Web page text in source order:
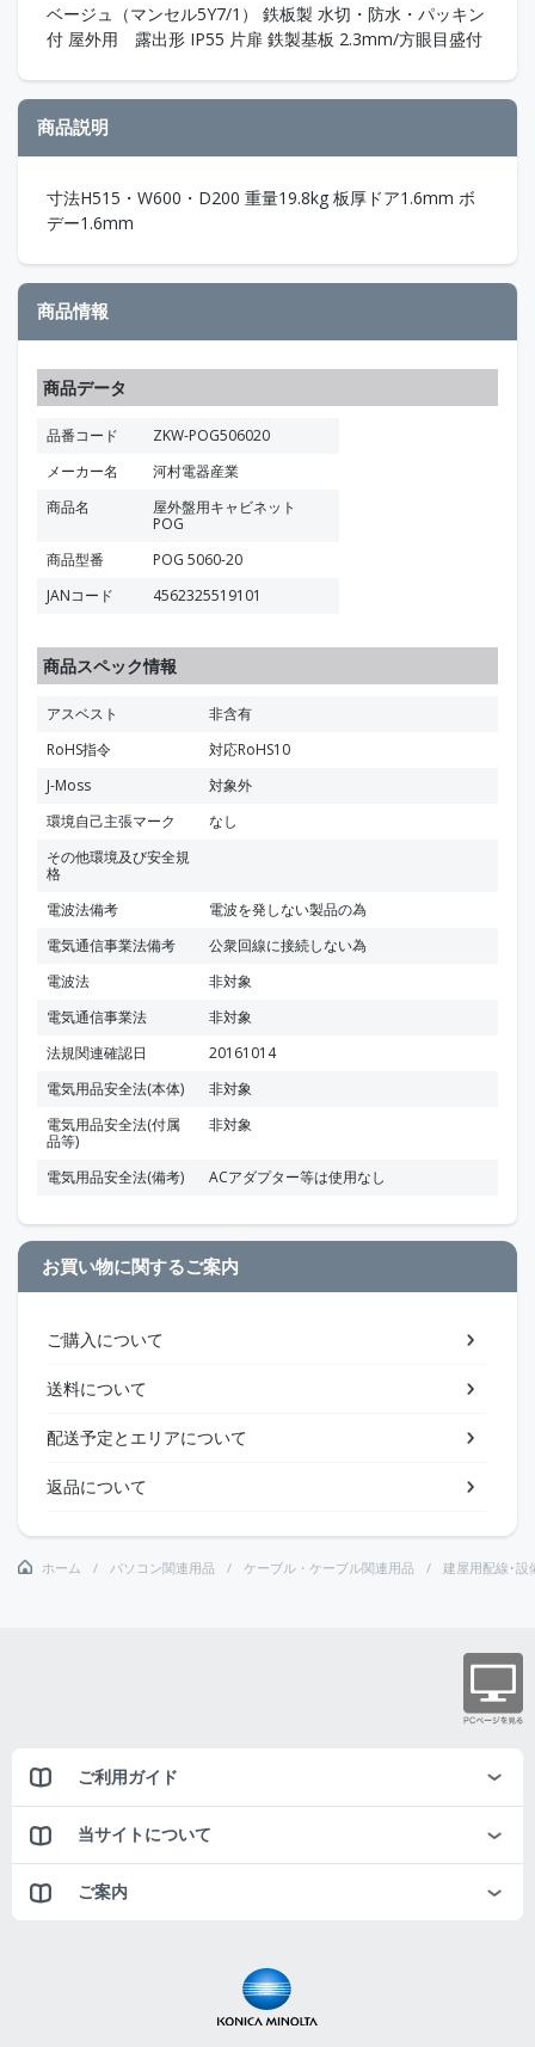
ベージュ（マンセル5Y7/1） 鉄板製 水切・防水・パッキン
付 屋外用 露出形 IP55 片扉 鉄製基板 2.3mm/方眼目盛付
商品説明
寸法H515・W600・D200 重量19.8kg 板厚ドア1.6mm ボ
デー1.6mm
商品情報
商品データ
品番コード
ZKW-POG506020
メーカー名
河村電器産業
商品名
屋外盤用キャビネット
POG
商品型番
POG 5060-20
JANコード
4562325519101
商品スペック情報
アスベスト
非含有
RoHS指令
対応RoHS10
J-Moss
対象外
環境自己主張マーク
なし
その他環境及び安全規
格
電波法備考
電波を発しない製品の為
電気通信事業法備考
公衆回線に接続しない為
電波法
非対象
電気通信事業法
非対象
法規関連確認日
20161014
電気用品安全法(本体)
非対象
電気用品安全法(付属
品等)
非対象
電気用品安全法(備考) ACアダプター等は使用なし
お買い物に関するご案内
ご購入について
送料について
配送予定とエリアについて
返品について
ホーム パソコン関連用品 ケーブル・ケーブル関連用品 建屋用配線･設
ご利用ガイド
当サイトについて
ご案内